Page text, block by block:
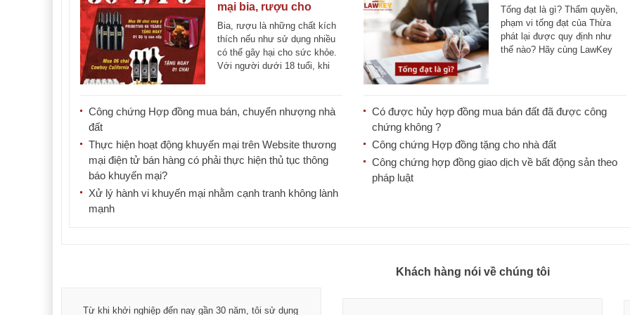
mại bia, rượu cho
người dưới 18 tuổi
Bia, rượu là những chất kích
thích nếu như sử dụng nhiều
có thể gây hại cho sức khỏe.
Với người dưới 18 tuổi, khi
Công chứng Hợp đồng mua bán, chuyển nhượng nhà
đất
Thực hiện hoạt động khuyến mại trên Website thương
mại điện tử bán hàng có phải thực hiện thủ tục thông
báo khuyến mại?
Xử lý hành vi khuyến mại nhằm cạnh tranh không lành
mạnh
Tống đạt là gì? Thẩm quyền,
phạm vi tống đạt của Thừa
phát lại được quy định như
thế nào? Hãy cùng LawKey
Có được hủy hợp đồng mua bán đất đã được công
chứng không ?
Công chứng Hợp đồng tặng cho nhà đất
Công chứng hợp đồng giao dịch về bất động sản theo
pháp luật
Khách hàng nói về chúng tôi
Từ khi khởi nghiệp đến nay gần 30 năm, tôi sử dụng